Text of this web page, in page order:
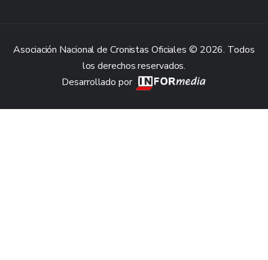
Asociación Nacional de Cronistas Oficiales © 2026. Todos
los derechos reservados.
Desarrollado por